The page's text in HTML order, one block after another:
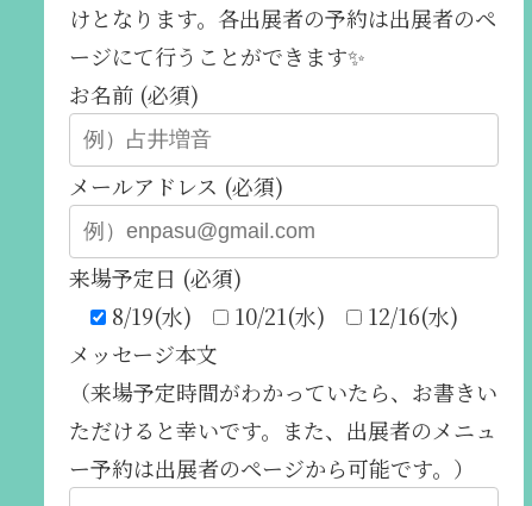
けとなります。各出展者の予約は出展者のペ
ージにて行うことができます✨️
お名前 (必須)
メールアドレス (必須)
来場予定日 (必須)
8/19(水)
10/21(水)
12/16(水)
メッセージ本文
（来場予定時間がわかっていたら、お書きい
ただけると幸いです。また、出展者のメニュ
ー予約は出展者のページから可能です。）